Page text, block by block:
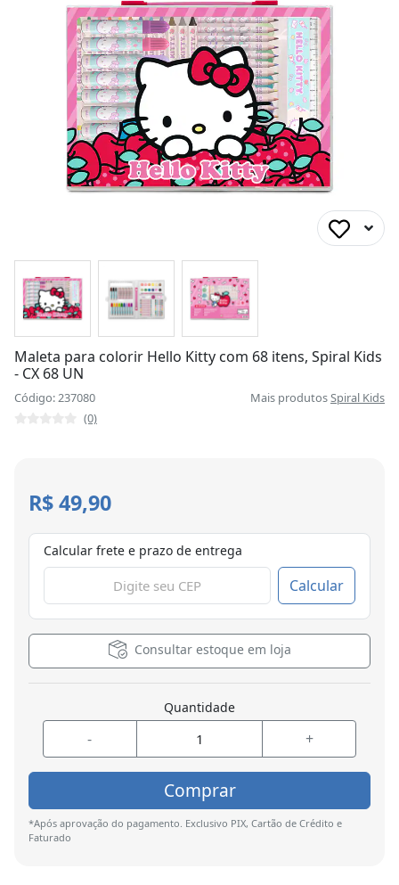
Maleta para colorir Hello Kitty com 68 itens, Spiral Kids
- CX 68 UN
Código: 237080 Mais produtosSpiral Kids
(0)
R$ 49,90
Calcular frete e prazo de entrega
Calcular
Consultar estoque em loja
Quantidade
- +
Comprar
*Após aprovação do pagamento. Exclusivo PIX, Cartão de Crédito e
Faturado